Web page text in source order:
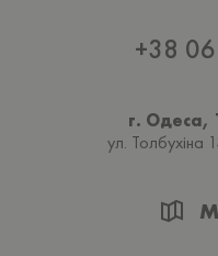
+38
г. Одеса,
ул. Толбухiна